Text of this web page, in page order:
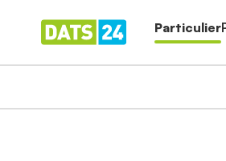
Particulier